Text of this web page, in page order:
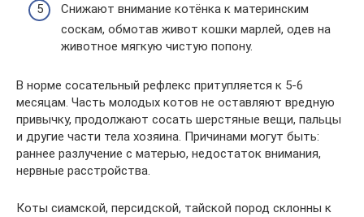
Снижают внимание котёнка к материнским
соскам, обмотав живот кошки марлей, одев на
животное мягкую чистую попону.
В норме сосательный рефлекс притупляется к 5-6
месяцам. Часть молодых котов не оставляют вредную
привычку, продолжают сосать шерстяные вещи, пальцы
и другие части тела хозяина. Причинами могут быть:
раннее разлучение с матерью, недостаток внимания,
нервные расстройства.
Коты сиамской, персидской, тайской пород склонны к